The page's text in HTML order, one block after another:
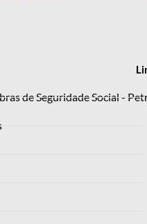
de Seguridade Social -